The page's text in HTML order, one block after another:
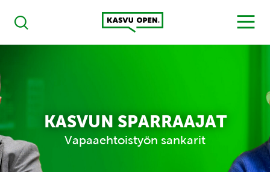
Haku
Kasvu Open
MENU
KASVUN SPARRAAJAT
Vapaaehtoistyön sankarit